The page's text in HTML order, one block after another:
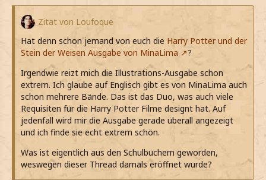
Zitat von Loufoque
Hat denn schon jemand von euch die Harry Potter und der
Stein der Weisen Ausgabe von MinaLima
?
Irgendwie reizt mich die Illustrations-Ausgabe schon
extrem. Ich glaube auf Englisch gibt es von MinaLima auch
schon mehrere Bände. Das ist das Duo, was auch viele
Requisiten für die Harry Potter Filme designt hat. Auf
jedenfall wird mir die Ausgabe gerade überall angezeigt
und ich finde sie echt extrem schön.
Was ist eigentlich aus den Schulbüchern geworden,
weswegen dieser Thread damals eröffnet wurde?